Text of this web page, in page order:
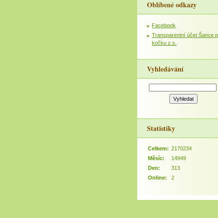
Oblíbené odkazy
Facebook
Transparentní účet Šance
kočku z.s.
Vyhledávání
Statistiky
Online: 2
Celkem: 2170234
Měsíc:
14949
Den:
313